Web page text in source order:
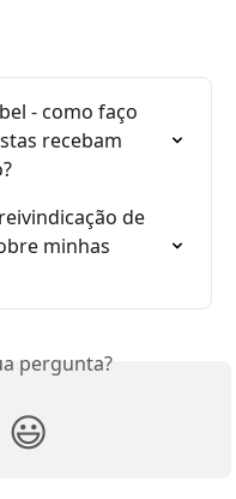
- como faço
recebam
de
minhas
pergunta?
😃